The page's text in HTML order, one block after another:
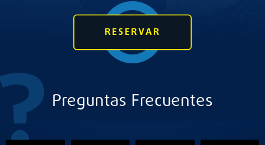
Preguntas Frecuentes